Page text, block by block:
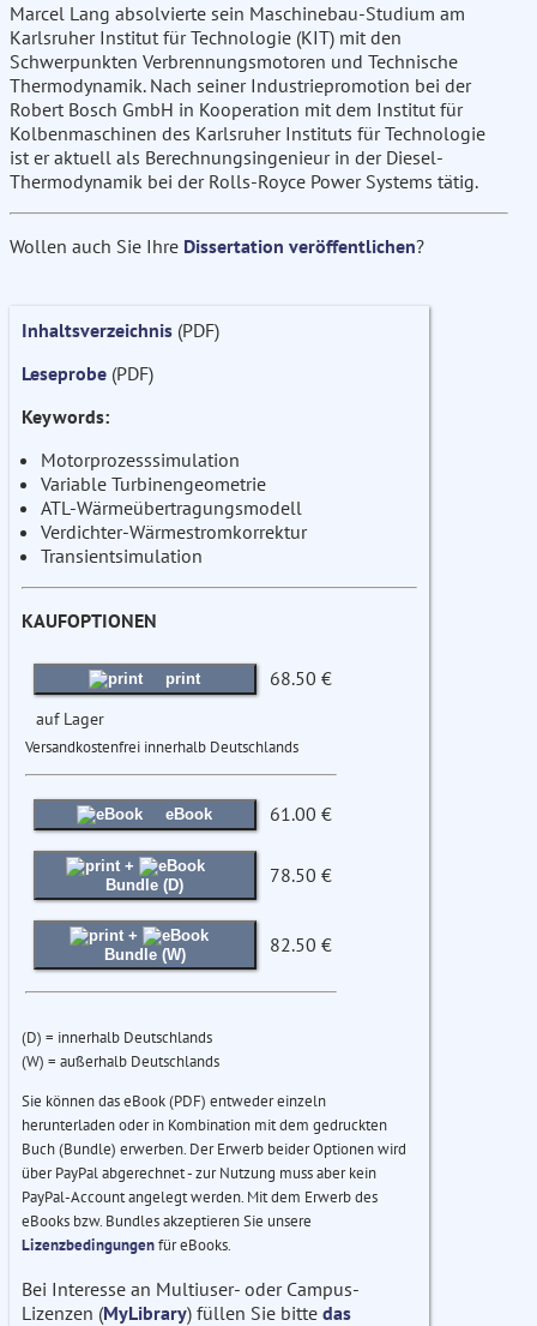
Marcel Lang absolvierte sein Maschinebau-Studium am
Karlsruher Institut für Technologie (KIT) mit den
Schwerpunkten Verbrennungsmotoren und Technische
Thermodynamik. Nach seiner Industriepromotion bei der
Robert Bosch GmbH in Kooperation mit dem Institut für
Kolbenmaschinen des Karlsruher Instituts für Technologie
ist er aktuell als Berechnungsingenieur in der Diesel-
Thermodynamik bei der Rolls-Royce Power Systems tätig.
Wollen auch Sie Ihre Dissertation veröffentlichen?
Inhaltsverzeichnis (PDF)
Leseprobe (PDF)
Keywords:
Motorprozesssimulation
Variable Turbinengeometrie
ATL-Wärmeübertragungsmodell
Verdichter-Wärmestromkorrektur
Transientsimulation
KAUFOPTIONEN
print 68.50 €
auf Lager
Versandkostenfrei innerhalb Deutschlands
eBook 61.00 €
+
Bundle (D)
78.50 €
+
Bundle (W)
82.50 €
(D) = innerhalb Deutschlands
(W) = außerhalb Deutschlands
Sie können das eBook (PDF) entweder einzeln
herunterladen oder in Kombination mit dem gedruckten
Buch (Bundle) erwerben. Der Erwerb beider Optionen wird
über PayPal abgerechnet - zur Nutzung muss aber kein
PayPal-Account angelegt werden. Mit dem Erwerb des
eBooks bzw. Bundles akzeptieren Sie unsere
Lizenzbedingungenfür eBooks.
Bei Interesse an Multiuser- oder Campus-
Lizenzen (MyLibrary) füllen Sie bitte das